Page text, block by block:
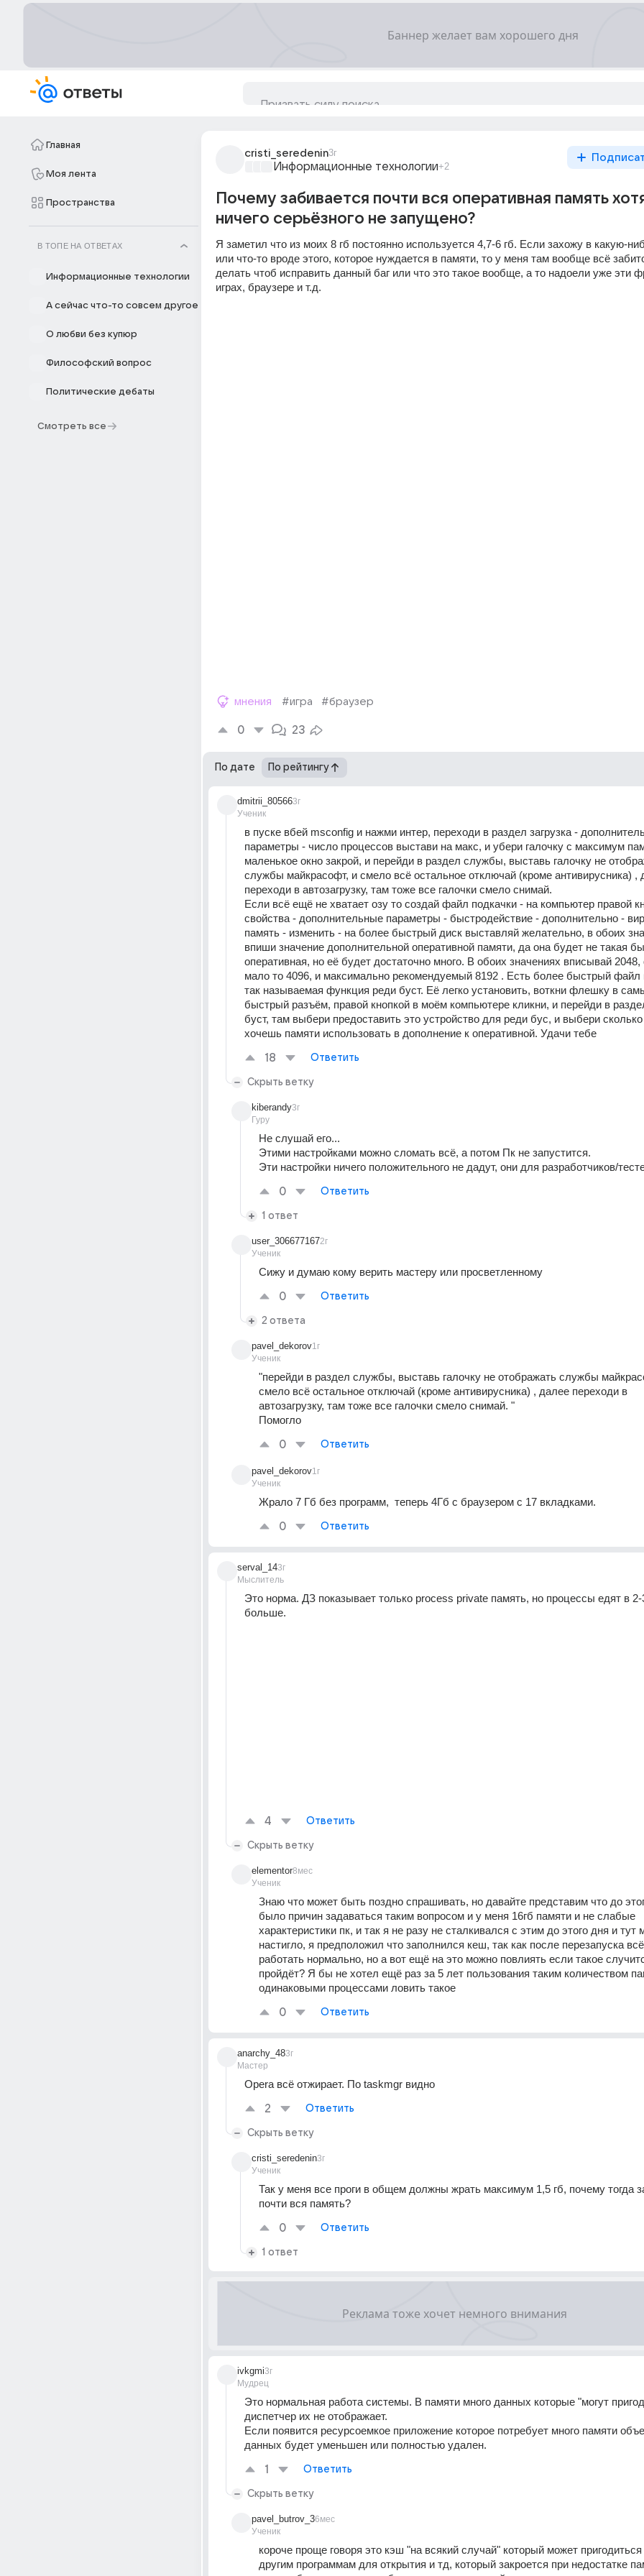
Главная
Моя лента
Пространства
В ТОПЕ НА ОТВЕТАХ
Информационные технологии
А сейчас что-то совсем другое
О любви без купюр
Философский вопрос
Политические дебаты
Смотреть все
cristi_seredenin3г
Информационные технологии+2
Почему забивается почти вся оперативная память
ничего серьёзного не запущено?
Я заметил что из моих 8 гб постоянно используется 4,7-6 гб. Если захожу в какую-
или что-то вроде этого, которое нуждается в памяти, то у меня там вообще всё
делать чтоб исправить данный баг или что это такое вообще, а то надоели уже эти
играх, браузере и т.д.
мнения #игра #браузер
0 23
По дате По рейтингу
dmitrii_80566
Ученик
3г
в пуске вбей msconfig и нажми интер, переходи в раздел загрузка -
параметры - число процессов выстави на макс, и убери галочку с максимум
маленькое окно закрой, и перейди в раздел службы, выставь галочку не
службы майкрасофт, и смело всё остальное отключай (кроме антивирусника) ,
переходи в автозагрузку, там тоже все галочки смело снимай.
Если всё ещё не хватает озу то создай файл подкачки - на компьютер правой
свойства - дополнительные параметры - быстродействие - дополнительно -
память - изменить - на более быстрый диск выставляй желательно, в обоих
впиши значение дополнительной оперативной памяти, да она будет не такая
оперативная, но её будет достаточно много. В обоих значениях вписывай 2048,
мало то 4096, и максимально рекомендуемый 8192 . Есть более быстрый файл
так называемая функция реди буст. Её легко установить, воткни флешку в
быстрый разъём, правой кнопкой в моём компьютере кликни, и перейди в
буст, там выбери предоставить это устройство для реди бус, и выбери
хочешь памяти использовать в дополнение к оперативной. Удачи тебе
18 Ответить
Скрыть ветку
kiberandy
Гуру
3г
Не слушай его...
Этими настройками можно сломать всё, а потом Пк не запустится.
Эти настройки ничего положительного не дадут, они для разработчиков/
0 Ответить
1 ответ
user_306677167
Ученик
2г
Cижу и думаю кому верить мастеру или просветленному
0 Ответить
2 ответа
pavel_dekorov
Ученик
1г
"перейди в раздел службы, выставь галочку не отображать службы
смело всё остальное отключай (кроме антивирусника) , далее переходи в
автозагрузку, там тоже все галочки смело снимай. "
Помогло
0 Ответить
pavel_dekorov
Ученик
1г
Жрало 7 Гб без программ,  теперь 4Гб с браузером с 17 вкладками.
0 Ответить
serval_14
Мыслитель
3г
Это норма. ДЗ показывает только process private память, но процессы едят в 2-
больше.
4 Ответить
Скрыть ветку
elementor
Ученик
8мес
Знаю что может быть поздно спрашивать, но давайте представим что до
было причин задаваться таким вопросом и у меня 16гб памяти и не слабые
характеристики пк, и так я не разу не сталкивался с этим до этого дня и тут
настигло, я предположил что заполнился кеш, так как после перезапуска
работать нормально, но а вот ещё на это можно повлиять если такое
пройдёт? Я бы не хотел ещё раз за 5 лет пользования таким количеством
одинаковыми процессами ловить такое
0 Ответить
anarchy_48
Мастер
3г
Opera всё отжирает. По taskmgr видно
2 Ответить
Скрыть ветку
cristi_seredenin
Ученик
3г
Так у меня все проги в общем должны жрать максимум 1,5 гб, почему тогда
почти вся память?
0 Ответить
1 ответ
ivkgmi
Мудрец
3г
Это нормальная работа системы. В памяти много данных которые "могут
диспетчер их не отображает.
Если появится ресурсоемкое приложение которое потребует много памяти
данных будет уменьшен или полностью удален.
1 Ответить
Скрыть ветку
pavel_butrov_3
Ученик
6мес
короче проще говоря это кэш "на всякий случай" который может
другим программам для открытия и тд, который закроется при недостатке